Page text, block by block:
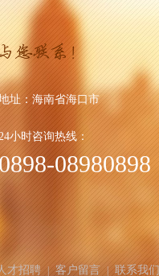
址： 海南省海口市
小时咨询热线：
08980898
才招聘 | 客户留言 | 联系我们